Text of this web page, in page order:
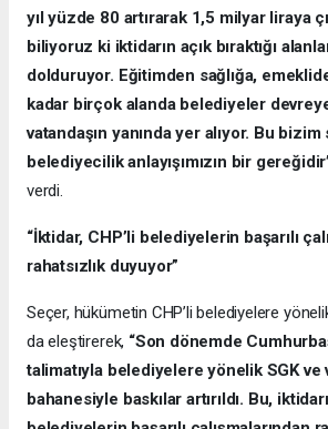
yıl yüzde 80 artırarak 1,5 milyar liraya
biliyoruz ki iktidarın açık bıraktığı
dolduruyor. Eğitimden sağlığa,
kadar birçok alanda belediyeler
vatandaşın yanında yer alıyor. Bu bizim
belediyecilik anlayışımızın bir
verdi.
“İktidar, CHP’li belediyelerin başarılı
rahatsızlık duyuyor”
Seçer, hükümetin CHP’li belediyelere
da eleştirerek, “Son dönemde
talimatıyla belediyelere yönelik SGK ve
bahanesiyle baskılar artırıldı. Bu,